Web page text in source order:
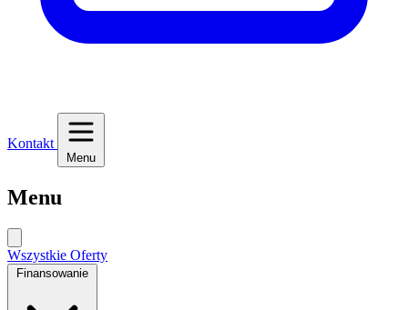
Kontakt
Menu
Menu
Wszystkie Oferty
Finansowanie